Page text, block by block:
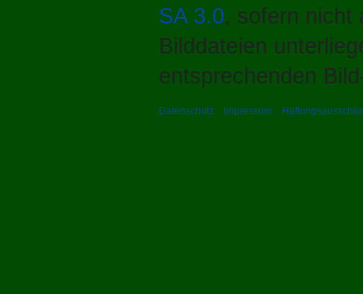
SA 3.0, sofern nicht
Bilddateien
entsprechenden
Datenschutz Impressum